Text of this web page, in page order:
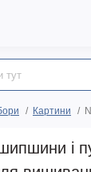
Картини
і